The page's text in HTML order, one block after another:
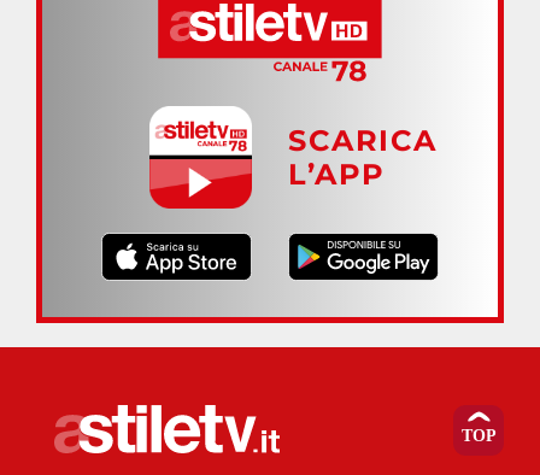
SCARICA
L’APP